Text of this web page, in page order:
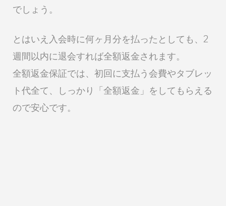
でしょう。
とはいえ入会時に何ヶ月分を払ったとしても、2
週間以内に退会すれば全額返金されます。
全額返金保証では、初回に支払う会費やタブレッ
ト代全て、しっかり「全額返金」をしてもらえる
ので安心です。